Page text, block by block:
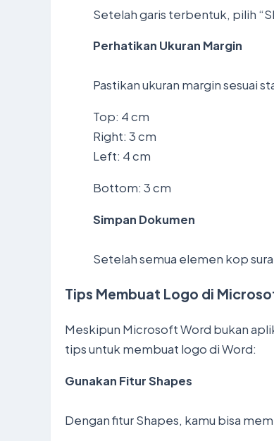
Setelah garis terbentuk, pilih
Perhatikan Ukuran Margin
Pastikan ukuran margin sesuai
Top: 4 cm
Right: 3 cm
Left: 4 cm
Bottom: 3 cm
Simpan Dokumen
Setelah semua elemen kop
Tips Membuat Logo di
Meskipun Microsoft Word bukan
tips untuk membuat logo di Word:
Gunakan Fitur Shapes
Dengan fitur Shapes, kamu bisa